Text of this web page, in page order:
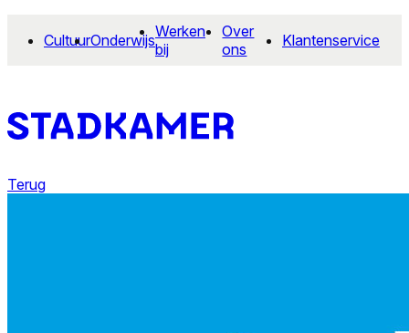
CultuurOnderwijsWerken
bij
Over
ons
Klantenservice
Terug